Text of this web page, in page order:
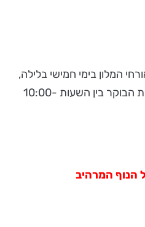
לאורחי המלון בימי חמישי בלילה,
הבראנץ' ניתן בחינם כארוחת הבוקר בין השעות 10:00-
הנוף המרהיב